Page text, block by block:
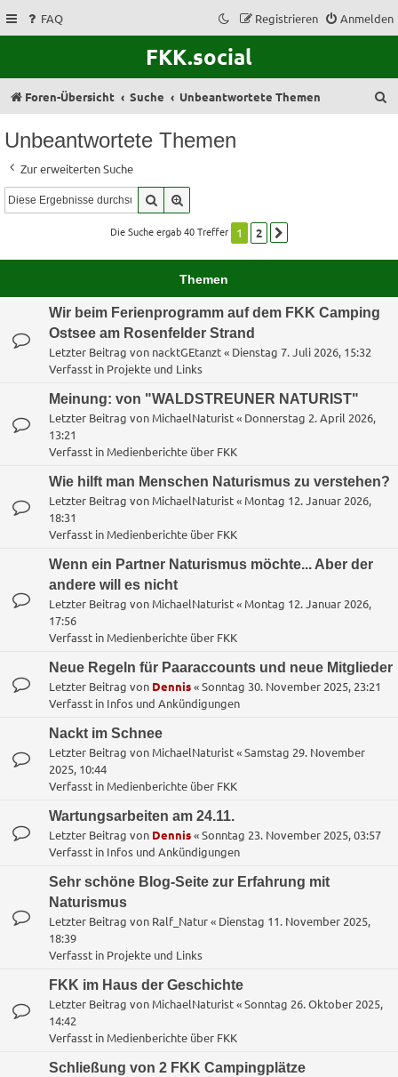
FAQ Anmelden
Registrieren
FKK.social
Foren-Übersicht Suche Unbeantwortete Themen
Unbeantwortete Themen
Zur erweiterten Suche
Suche
Die Suche ergab 40 Treffer 1 2
Themen
Wir beim Ferienprogramm auf dem FKK Camping
Ostsee am Rosenfelder Strand
Letzter Beitrag von nacktGEtanzt« Dienstag 7. Juli 2026, 15:32
Verfasst in Projekte und Links
Meinung: von "WALDSTREUNER NATURIST"
Letzter Beitrag von MichaelNaturist« Donnerstag 2. April 2026,
13:21
Verfasst in Medienberichte über FKK
Wie hilft man Menschen Naturismus zu verstehen?
Letzter Beitrag von MichaelNaturist« Montag 12. Januar 2026,
18:31
Verfasst in Medienberichte über FKK
Wenn ein Partner Naturismus möchte... Aber der
andere will es nicht
Letzter Beitrag von MichaelNaturist« Montag 12. Januar 2026,
17:56
Verfasst in Medienberichte über FKK
Neue Regeln für Paaraccounts und neue Mitglieder
Letzter Beitrag von Dennis«Sonntag 30. November 2025, 23:21
Verfasst in Infos und Ankündigungen
Nackt im Schnee
Letzter Beitrag von MichaelNaturist«Samstag 29. November
2025, 10:44
Verfasst in Medienberichte über FKK
Wartungsarbeiten am 24.11.
Letzter Beitrag von Dennis«Sonntag 23. November 2025, 03:57
Verfasst in Infos und Ankündigungen
Sehr schöne Blog-Seite zur Erfahrung mit
Naturismus
Letzter Beitrag von Ralf_Natur« Dienstag 11. November 2025,
18:39
Verfasst in Projekte und Links
FKK im Haus der Geschichte
Letzter Beitrag von MichaelNaturist«Sonntag 26. Oktober 2025,
14:42
Verfasst in Medienberichte über FKK
Schließung von 2 FKK Campingplätze